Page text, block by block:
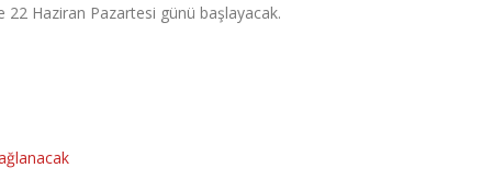
22 Haziran Pazartesi günü başlayacak.